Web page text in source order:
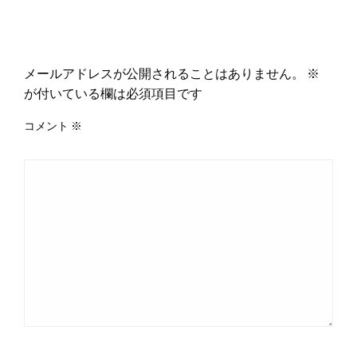
メールアドレスが公開されることはありません。
※
が付いている欄は必須項目です
コメント ※